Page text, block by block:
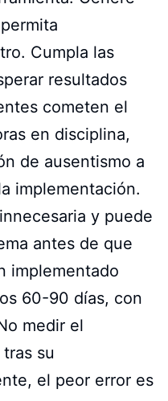
Cumpla las
resultados
cometen el
en disciplina,
de ausentismo a
implementación.
y puede
antes de que
implementado
60-90 días, con
medir el
su
el peor error es